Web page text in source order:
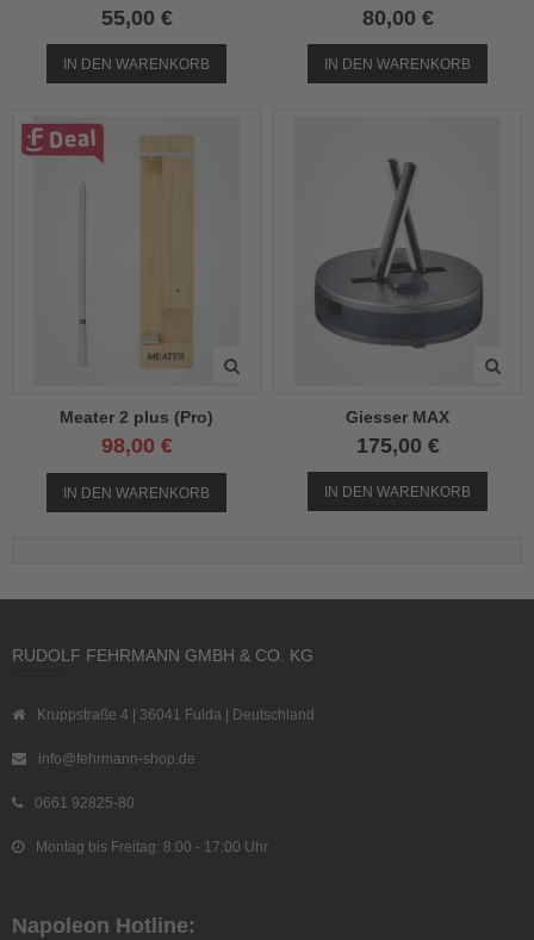
55,00 €
IN DEN WARENKORB
80,00 €
IN DEN WARENKORB
Meater 2 plus (Pro)
98,00 €
IN DEN WARENKORB
Giesser MAX
175,00 €
IN DEN WARENKORB
RUDOLF FEHRMANN GMBH & CO. KG
Kruppstraße 4 | 36041 Fulda | Deutschland
info@fehrmann-shop.de
0661 92825-80
Montag bis Freitag: 8:00 - 17:00 Uhr
Napoleon Hotline: